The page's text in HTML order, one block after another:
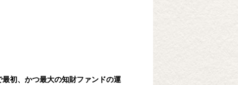
初、かつ最大の知財ファンドの運